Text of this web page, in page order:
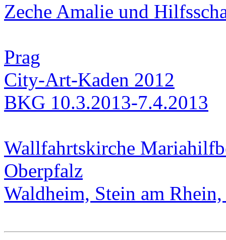
Zeche Amalie und
Prag
City-Art-Kaden 2012
BKG 10.3.2013-7.4.2013
Wallfahrtskirche
Oberpfalz
Waldheim, Stein am